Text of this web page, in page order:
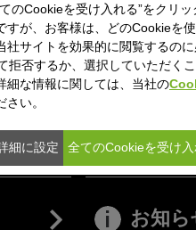
レシピ
お知ら
のCookieを受け入れる”をクリ
すが、お客様は、どのCookieを
社サイトを効果的に閲覧するの
拒否するか、選択していただく
細な情報に関しては、当社の
さい。
細に設定 全てのCookieを受け